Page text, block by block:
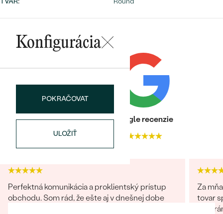
Wave kolekcia
NA MIERU
DIAMANTY
náušnice
Personalizované
prívesky
OBJAVIŤ
Najpredávanejšie
prstene
PREZRIEŤ
Konfigurácia
POKRAČOVAT
ULOŽIŤ
Heuréka recenzie
4.9
Google recenzie
Perfektná komunikácia a proklientský prístup
obchodu. Som rád, že ešte aj v dnešnej dobe
Za
tovar
na